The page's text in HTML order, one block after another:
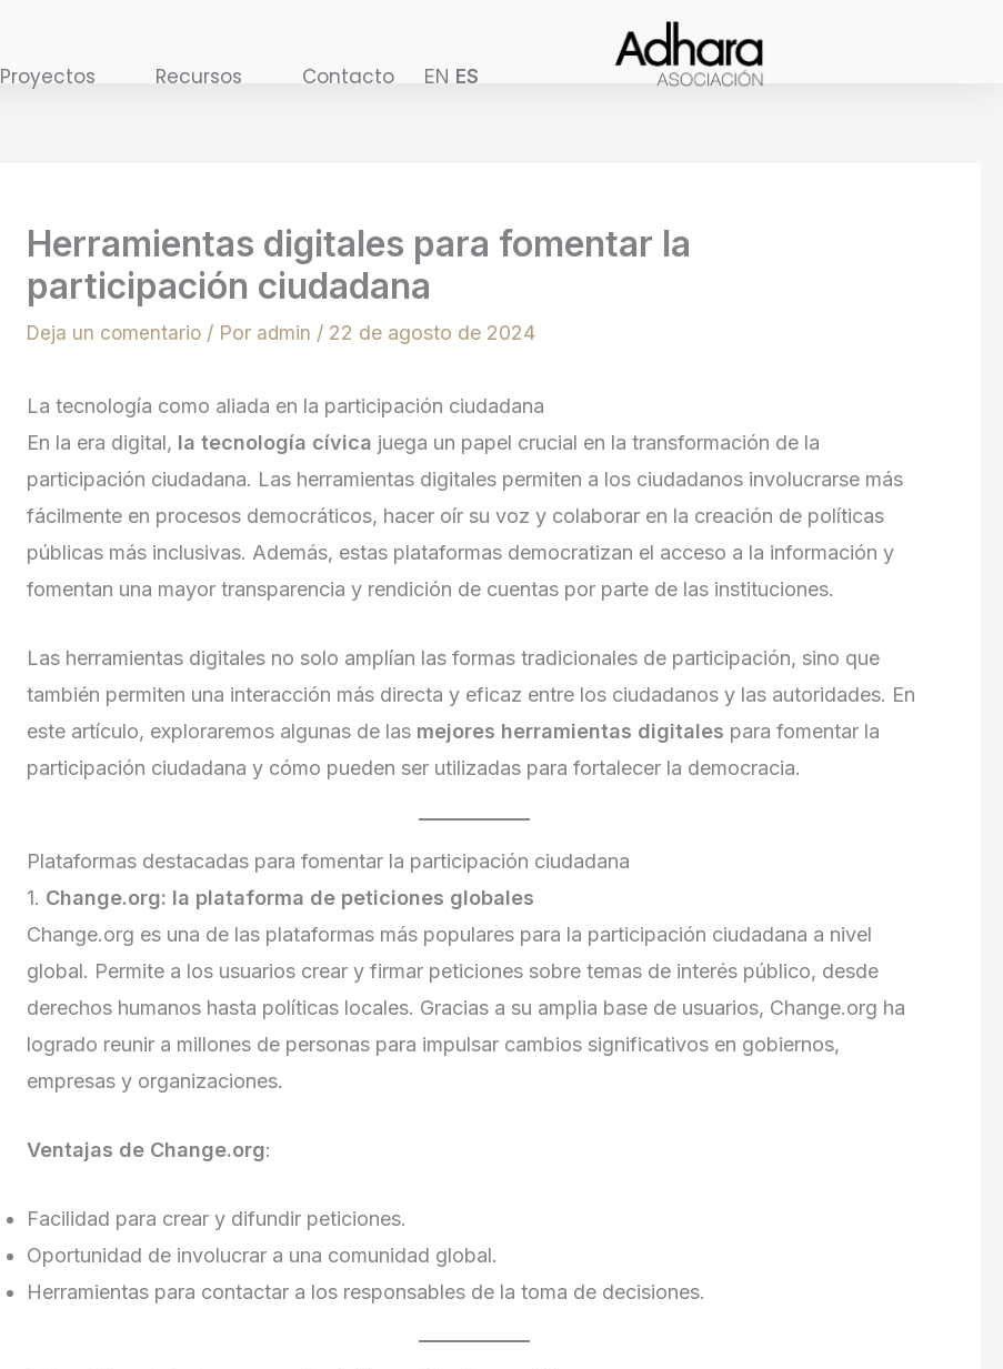
Proyectos Recursos Contacto EN ES
Herramientas digitales para fomentar la
participación ciudadana
Deja un comentario / Por admin / 22 de agosto de 2024
La tecnología como aliada en la participación ciudadana
En la era digital, la tecnología cívica juega un papel crucial en la transformación de la
participación ciudadana. Las herramientas digitales permiten a los ciudadanos involucrarse más
fácilmente en procesos democráticos, hacer oír su voz y colaborar en la creación de políticas
públicas más inclusivas. Además, estas plataformas democratizan el acceso a la información y
fomentan una mayor transparencia y rendición de cuentas por parte de las instituciones.
Las herramientas digitales no solo amplían las formas tradicionales de participación, sino que
también permiten una interacción más directa y eficaz entre los ciudadanos y las autoridades. En
este artículo, exploraremos algunas de las mejores herramientas digitales para fomentar la
participación ciudadana y cómo pueden ser utilizadas para fortalecer la democracia.
Plataformas destacadas para fomentar la participación ciudadana
1. Change.org: la plataforma de peticiones globales
Change.org es una de las plataformas más populares para la participación ciudadana a nivel
global. Permite a los usuarios crear y firmar peticiones sobre temas de interés público, desde
derechos humanos hasta políticas locales. Gracias a su amplia base de usuarios, Change.org ha
logrado reunir a millones de personas para impulsar cambios significativos en gobiernos,
empresas y organizaciones.
Ventajas de Change.org:
Facilidad para crear y difundir peticiones.
Oportunidad de involucrar a una comunidad global.
Herramientas para contactar a los responsables de la toma de decisiones.